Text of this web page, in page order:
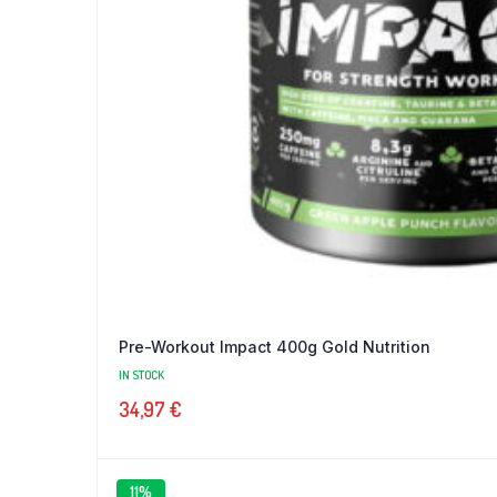
Pre-Workout Impact 400g Gold Nutrition
IN STOCK
34,97 €
11%